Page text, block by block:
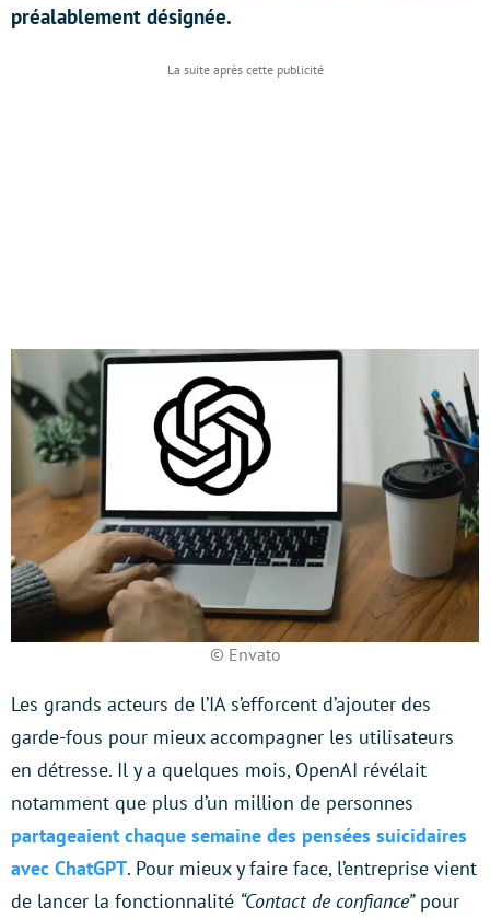
préalablement désignée.
© Envato
Les grands acteurs de l’IA s’efforcent d’ajouter des
garde-fous pour mieux accompagner les utilisateurs
en détresse. Il y a quelques mois, OpenAI révélait
notamment que plus d’un million de personnes
partageaient chaque semaine des pensées suicidaires
avec ChatGPT. Pour mieux y faire face, l’entreprise vient
de lancer la fonctionnalité “Contact de confiance”pour